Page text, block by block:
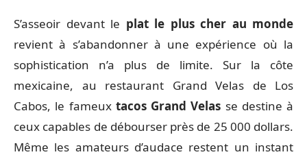
S’asseoir devant le plat le plus cher au monde
revient à s’abandonner à une expérience où la
sophistication n’a plus de limite. Sur la côte
mexicaine, au restaurant Grand Velas de Los
Cabos, le fameux tacos Grand Velas se destine à
ceux capables de débourser près de 25 000 dollars.
Même les amateurs d’audace restent un instant